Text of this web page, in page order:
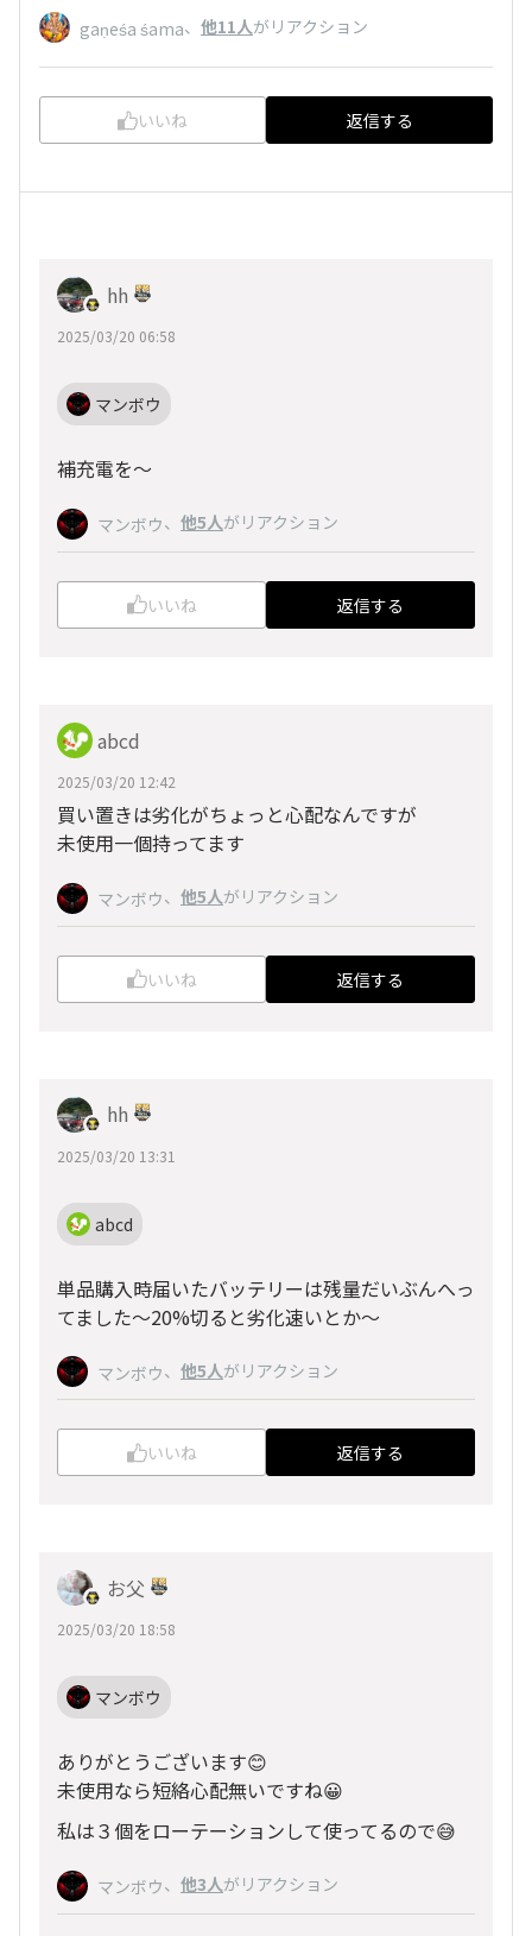
gaṇeśa śama、 他11人がリアクション
いいね 返信する
hh
2025/03/20 06:58
マンボウ
補充電を～
マンボウ、 他5人がリアクション
いいね 返信する
abcd
2025/03/20 12:42
買い置きは劣化がちょっと心配なんですが
未使用一個持ってます
マンボウ、 他5人がリアクション
いいね 返信する
hh
2025/03/20 13:31
abcd
単品購入時届いたバッテリーは残量だいぶんへっ
てました～20%切ると劣化速いとか～
マンボウ、 他5人がリアクション
いいね 返信する
お父
2025/03/20 18:58
マンボウ
ありがとうございます😊
未使用なら短絡心配無いですね😀
私は３個をローテーションして使ってるので😅
マンボウ、 他3人がリアクション